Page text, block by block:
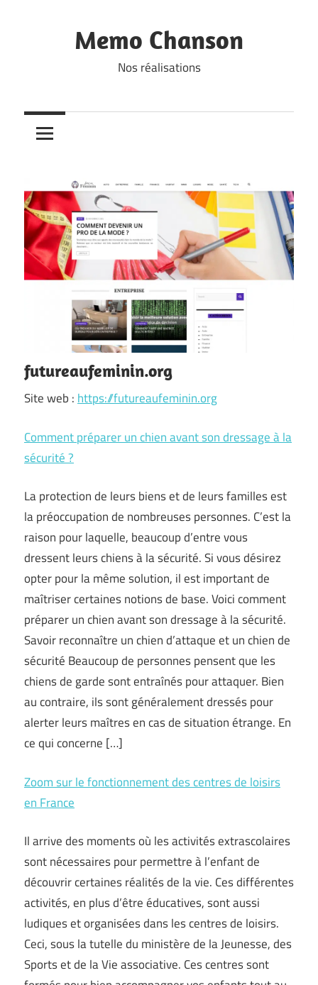
Memo Chanson
Nos réalisations
futureaufeminin.org
Site web : https://futureaufeminin.org
Comment préparer un chien avant son dressage à la
sécurité ?
La protection de leurs biens et de leurs familles est
la préoccupation de nombreuses personnes. C’est la
raison pour laquelle, beaucoup d’entre vous
dressent leurs chiens à la sécurité. Si vous désirez
opter pour la même solution, il est important de
maîtriser certaines notions de base. Voici comment
préparer un chien avant son dressage à la sécurité.
Savoir reconnaître un chien d’attaque et un chien de
sécurité Beaucoup de personnes pensent que les
chiens de garde sont entraînés pour attaquer. Bien
au contraire, ils sont généralement dressés pour
alerter leurs maîtres en cas de situation étrange. En
ce qui concerne […]
Zoom sur le fonctionnement des centres de loisirs
en France
Il arrive des moments où les activités extrascolaires
sont nécessaires pour permettre à l’enfant de
découvrir certaines réalités de la vie. Ces différentes
activités, en plus d’être éducatives, sont aussi
ludiques et organisées dans les centres de loisirs.
Ceci, sous la tutelle du ministère de la Jeunesse, des
Sports et de la Vie associative. Ces centres sont